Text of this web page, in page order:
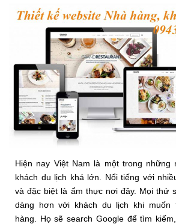
Hiện nay Việt Nam là một trong những
khách du lịch khá lớn. Nổi tiếng với
và đặc biệt là ẩm thực nơi đây. Mọi thứ
dàng hơn với khách du lịch khi muốn
hàng. Họ sẽ search Google để tìm